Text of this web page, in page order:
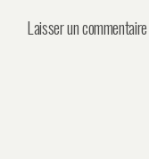
Laisser un commentaire